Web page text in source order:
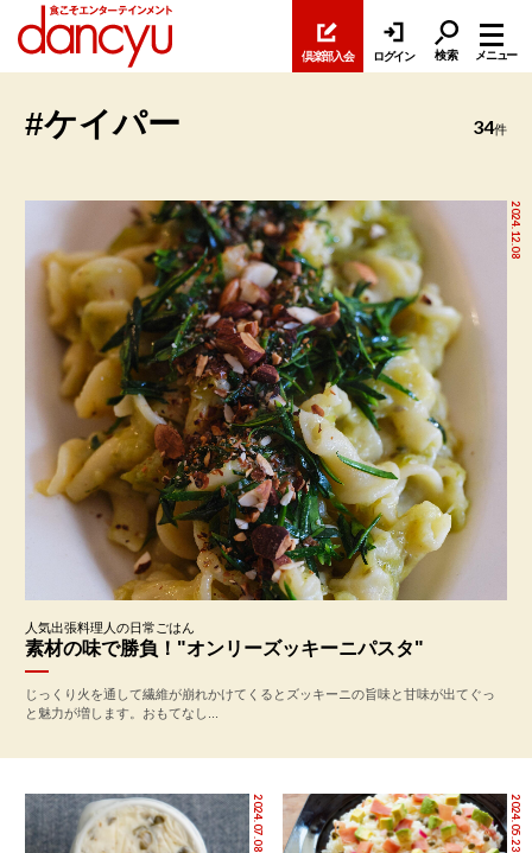
倶楽部入会 ログイン 検索 メニュー
#ケイパー 34件
2024.12.08
人気出張料理人の日常ごはん
素材の味で勝負！"オンリーズッキーニパスタ"
じっくり火を通して繊維が崩れかけてくるとズッキーニの旨味と甘味が出てぐっ
と魅力が増します。おもてなし...
2024.07.08 2024.05.23